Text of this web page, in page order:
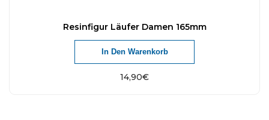
Resinfigur Läufer Damen 165mm
14,90€
In Den Warenkorb